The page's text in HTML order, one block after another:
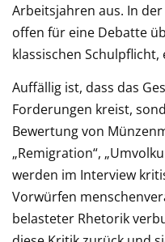
Arbeitsjahren aus. In
offen für eine Debatte
klassischen
Auffällig ist, dass das
Forderungen kreist,
Bewertung von
„Remigration“,
werden im Interview
Vorwürfen
belasteter Rhetorik